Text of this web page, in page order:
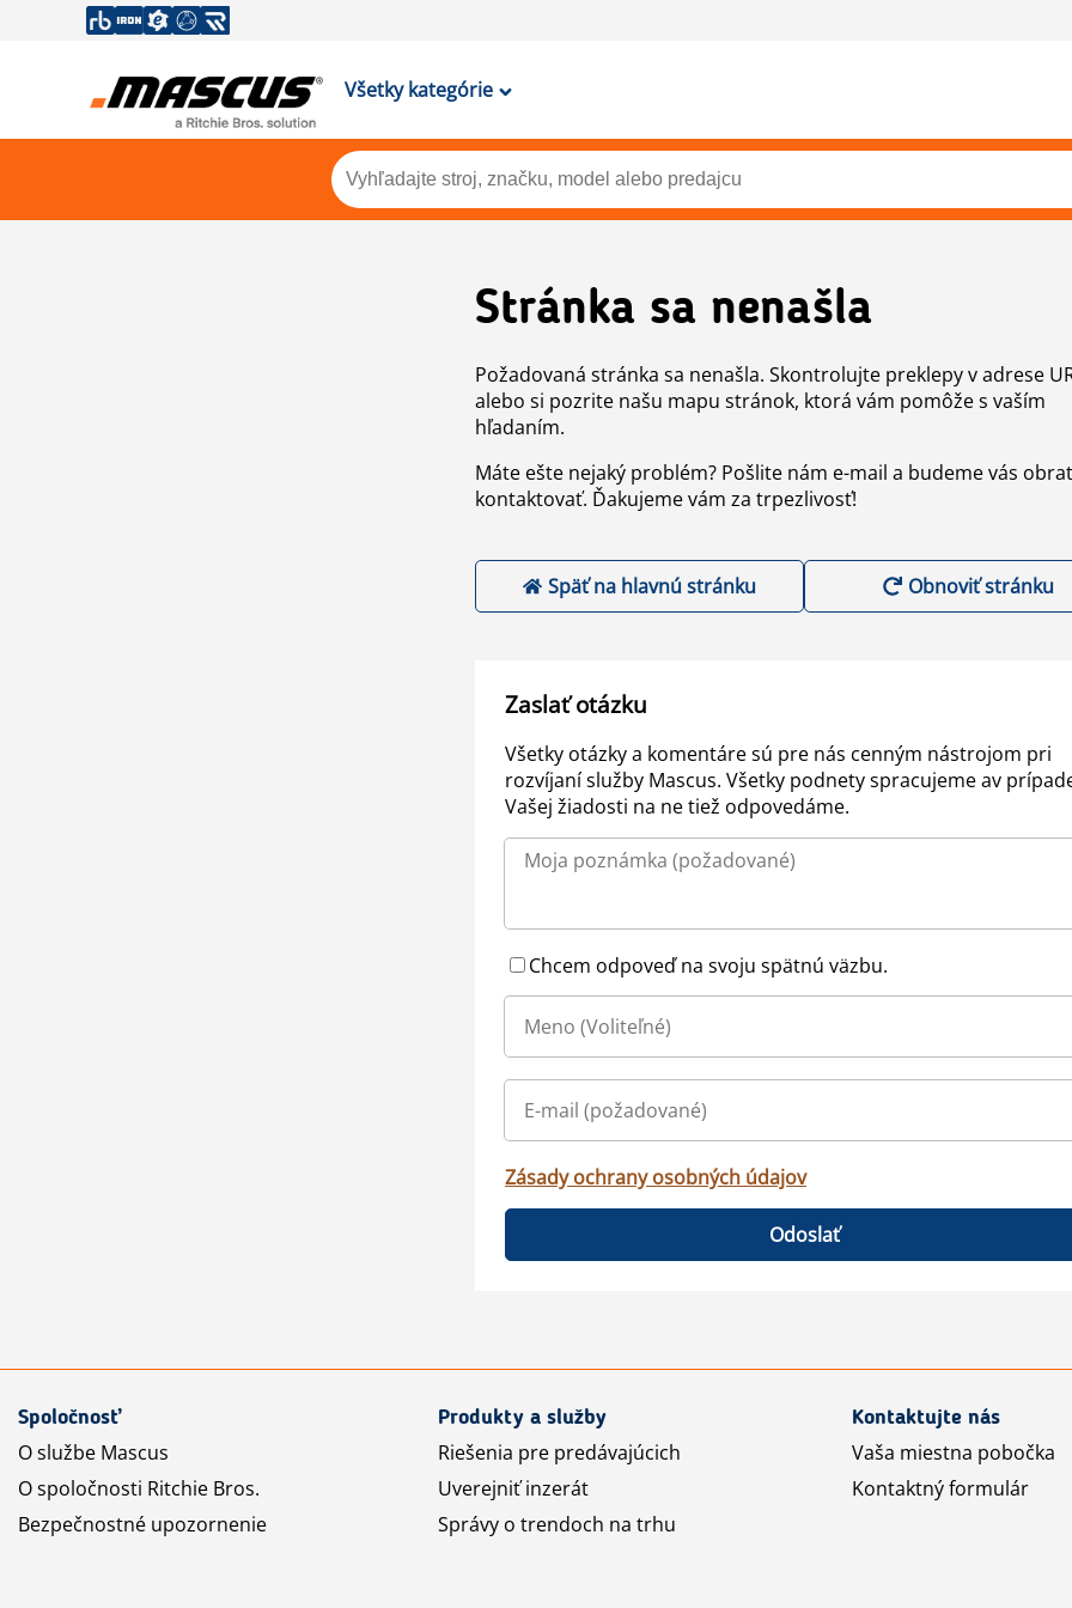
Všetky kategórie
Stránka sa nenašla
Požadovaná stránka sa nenašla. Skontrolujte preklepy v adrese
alebo si pozrite našu mapu stránok, ktorá vám pomôže s vaším
hľadaním.
Máte ešte nejaký problém? Pošlite nám e-mail a budeme vás
kontaktovať. Ďakujeme vám za trpezlivosť!
Späť na hlavnú stránku Obnoviť stránku
Zaslať otázku
Všetky otázky a komentáre sú pre nás cenným nástrojom pri
rozvíjaní služby Mascus. Všetky podnety spracujeme av
Vašej žiadosti na ne tiež odpovedáme.
Chcem odpoveď na svoju spätnú väzbu.
Zásady ochrany osobných údajov
Odoslať
Spoločnosť
O službe Mascus
O spoločnosti Ritchie Bros.
Bezpečnostné upozornenie
Produkty a služby
Riešenia pre predávajúcich
Uverejniť inzerát
Správy o trendoch na trhu
Kontaktujte nás
Vaša miestna pobočka
Kontaktný formulár